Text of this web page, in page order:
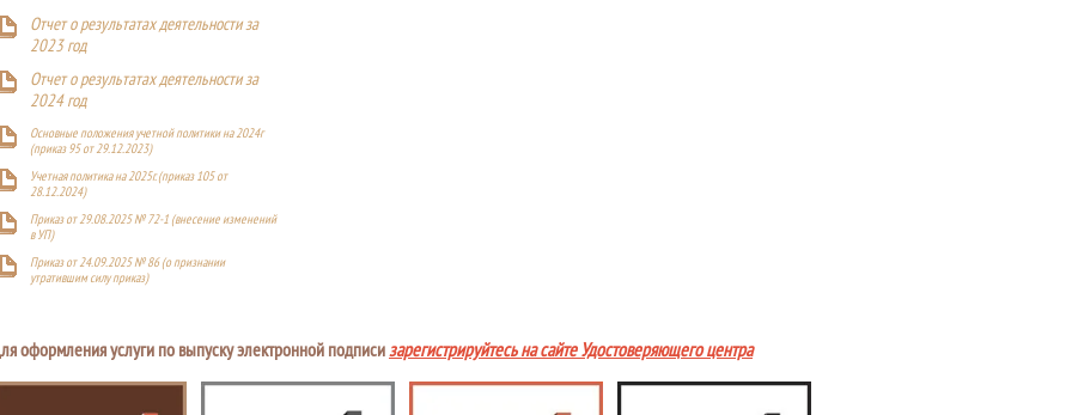
Отчет о результатах деятельности за
2023 год
Отчет о результатах деятельности за
2024 год
Основные положения учетной политики на 2024г
(приказ 95 от 29.12.2023)
Учетная политика на 2025г. (приказ 105 от
28.12.2024)
Приказ от 29.08.2025 № 72-1 (внесение изменений
в УП)
Приказ от 24.09.2025 № 86 (о признании
утратившим силу приказ)
оформления услуги по выпуску электронной подписизарегистрируйтесь на сайте Удостоверяющего центра